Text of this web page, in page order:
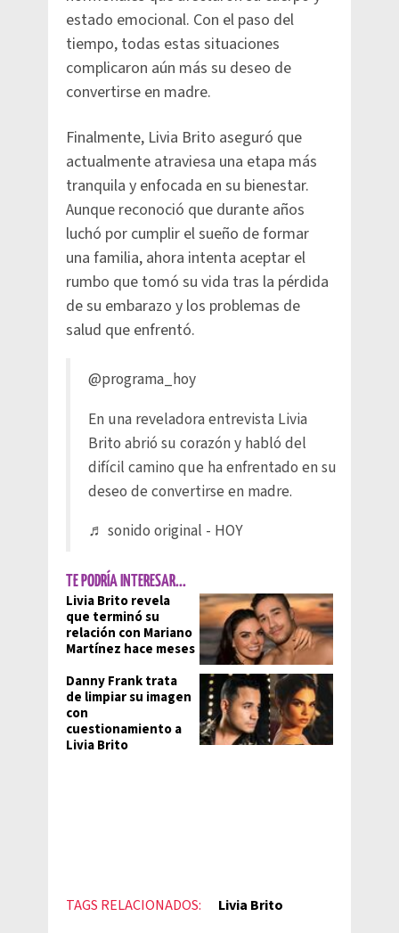
estado emocional. Con el paso del
tiempo, todas estas situaciones
complicaron aún más su deseo de
convertirse en madre.
Finalmente, Livia Brito aseguró que
actualmente atraviesa una etapa más
tranquila y enfocada en su bienestar.
Aunque reconoció que durante años
luchó por cumplir el sueño de formar
una familia, ahora intenta aceptar el
rumbo que tomó su vida tras la pérdida
de su embarazo y los problemas de
salud que enfrentó.
@programa_hoy
En una reveladora entrevista Livia
Brito abrió su corazón y habló del
difícil camino que ha enfrentado en su
deseo de convertirse en madre.
♬ sonido original - HOY
TE PODRÍA INTERESAR...
Livia Brito revela
que terminó su
relación con Mariano
Martínez hace meses
Danny Frank trata
de limpiar su imagen
con
cuestionamiento a
Livia Brito
TAGS RELACIONADOS: Livia Brito